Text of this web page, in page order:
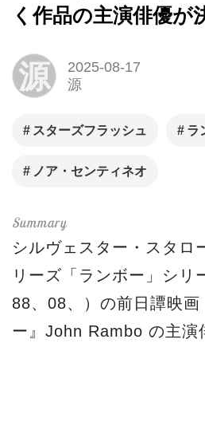
く作品の主演俳優が
源
2025-08-17
源
スターズフラッシュ ラ
ノア・センティネオ
シルヴェスター・スタロ
リーズ「ランボー」シリ
88、08、）の前日譚映
ー』John Rambo の主演